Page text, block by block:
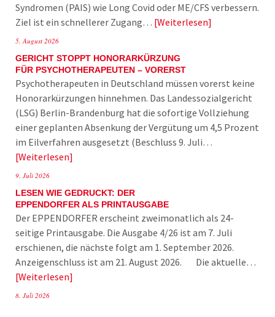
Syndromen (PAIS) wie Long Covid oder ME/CFS verbessern.
Ziel ist ein schnellerer Zugang… Weiterlesen
5. August 2026
GERICHT STOPPT HONORARKÜRZUNG
FÜR PSYCHOTHERAPEUTEN – VORERST
Psychotherapeuten in Deutschland müssen vorerst keine
Honorarkürzungen hinnehmen. Das Landessozialgericht
(LSG) Berlin-Brandenburg hat die sofortige Vollziehung
einer geplanten Absenkung der Vergütung um 4,5 Prozent
im Eilverfahren ausgesetzt (Beschluss 9. Juli…
Weiterlesen
9. Juli 2026
LESEN WIE GEDRUCKT: DER
EPPENDORFER ALS PRINTAUSGABE
Der EPPENDORFER erscheint zweimonatlich als 24-
seitige Printausgabe. Die Ausgabe 4/26 ist am 7. Juli
erschienen, die nächste folgt am 1. September 2026.
Anzeigenschluss ist am 21. August 2026. Die aktuelle…
Weiterlesen
8. Juli 2026